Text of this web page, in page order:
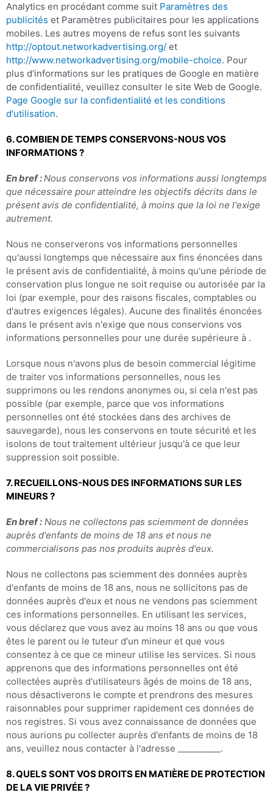
Analytics en procédant comme suit Paramètres des
publicités et Paramètres publicitaires pour les applications
mobiles. Les autres moyens de refus sont les suivants
http://optout.networkadvertising.org/ et
http://www.networkadvertising.org/mobile-choice. Pour
plus d'informations sur les pratiques de Google en matière
de confidentialité, veuillez consulter le site Web de Google.
Page Google sur la confidentialité et les conditions
d'utilisation.
6. COMBIEN DE TEMPS CONSERVONS-NOUS VOS
INFORMATIONS ?
En bref :Nous conservons vos informations aussi longtemps
que nécessaire pour atteindre les objectifs décrits dans le
présent avis de confidentialité, à moins que la loi ne l'exige
autrement.
Nous ne conserverons vos informations personnelles
qu'aussi longtemps que nécessaire aux fins énoncées dans
le présent avis de confidentialité, à moins qu'une période de
conservation plus longue ne soit requise ou autorisée par la
loi (par exemple, pour des raisons fiscales, comptables ou
d'autres exigences légales). Aucune des finalités énoncées
dans le présent avis n'exige que nous conservions vos
informations personnelles pour une durée supérieure à .
Lorsque nous n'avons plus de besoin commercial légitime
de traiter vos informations personnelles, nous les
supprimons ou les rendons anonymes ou, si cela n'est pas
possible (par exemple, parce que vos informations
personnelles ont été stockées dans des archives de
sauvegarde), nous les conservons en toute sécurité et les
isolons de tout traitement ultérieur jusqu'à ce que leur
suppression soit possible.
7. RECUEILLONS-NOUS DES INFORMATIONS SUR LES
MINEURS ?
En bref : Nous ne collectons pas sciemment de données
auprès d'enfants de moins de 18 ans et nous ne
commercialisons pas nos produits auprès d'eux.
Nous ne collectons pas sciemment des données auprès
d'enfants de moins de 18 ans, nous ne sollicitons pas de
données auprès d'eux et nous ne vendons pas sciemment
ces informations personnelles. En utilisant les services,
vous déclarez que vous avez au moins 18 ans ou que vous
êtes le parent ou le tuteur d'un mineur et que vous
consentez à ce que ce mineur utilise les services. Si nous
apprenons que des informations personnelles ont été
collectées auprès d'utilisateurs âgés de moins de 18 ans,
nous désactiverons le compte et prendrons des mesures
raisonnables pour supprimer rapidement ces données de
nos registres. Si vous avez connaissance de données que
nous aurions pu collecter auprès d'enfants de moins de 18
ans, veuillez nous contacter à l'adresse __________.
8. QUELS SONT VOS DROITS EN MATIÈRE DE PROTECTION
DE LA VIE PRIVÉE ?